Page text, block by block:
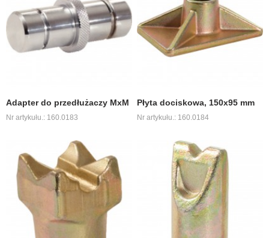
Adapter do przedłużaczy MxM
Nr artykułu.: 160.0183
Płyta dociskowa, 150x95 mm
Nr artykułu.: 160.0184